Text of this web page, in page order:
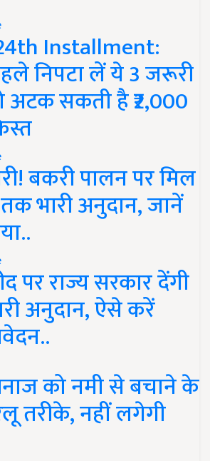
Installment:
निपटा लें ये 3 जरूरी
अटक सकती है ₹2,000
बकरी पालन पर मिल
भारी अनुदान, जानें
पर राज्य सरकार देंगी
अनुदान, ऐसे करें
को नमी से बचाने के
तरीके, नहीं लगेगी